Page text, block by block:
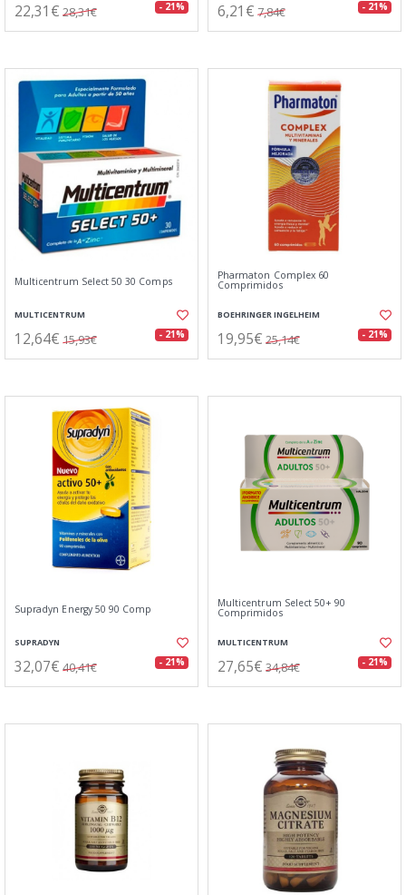
22,31€ 28,31€ - 21% 6,21€ 7,84€ - 21%
Multicentrum Select 50 30 Comps
MULTICENTRUM
12,64€ 15,93€ - 21%
Pharmaton Complex 60
Comprimidos
BOEHRINGER INGELHEIM
19,95€ 25,14€ - 21%
Supradyn Energy 50 90 Comp
SUPRADYN
32,07€ 40,41€ - 21%
Multicentrum Select 50+ 90
Comprimidos
MULTICENTRUM
27,65€ 34,84€ - 21%